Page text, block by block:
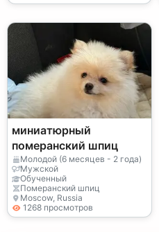
миниатюрный
померанский шпиц
Молодой (6 месяцев - 2 года)
Мужской
Обученный
Померанский шпиц
Moscow, Russia
1268 просмотров